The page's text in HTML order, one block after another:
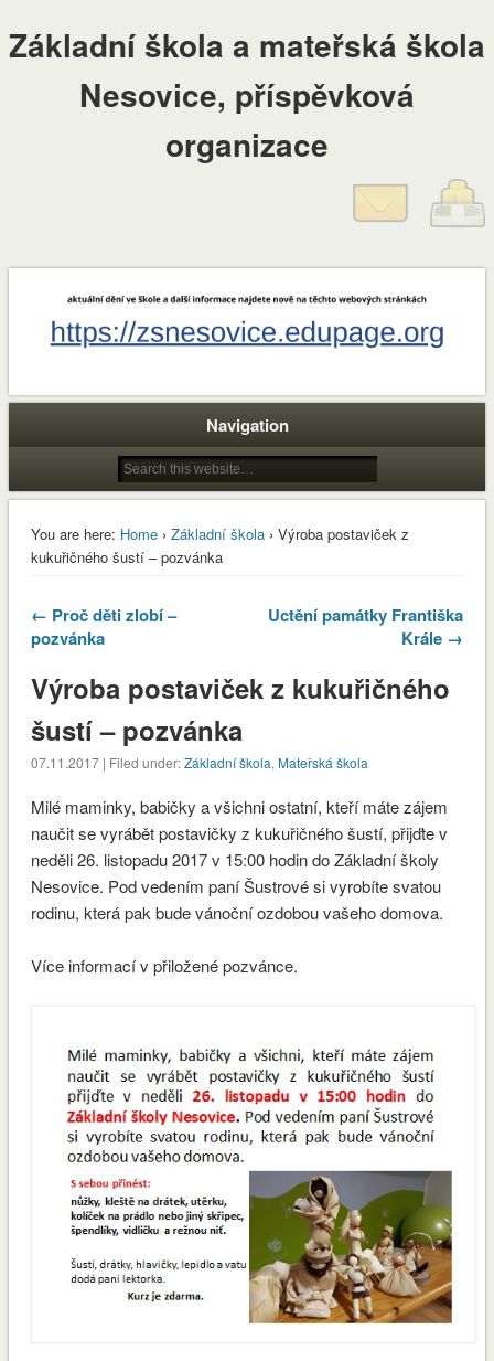
Základní škola a mateřská škola
Nesovice, příspěvková
organizace
envvyuctovani_osvedceni-1-1
Navigation
You are here: Home› Základní škola› Výroba postaviček z
kukuřičného šustí – pozvánka
← Proč děti zlobí –
pozvánka
Uctění památky Františka
Krále →
Výroba postaviček z kukuřičného
šustí – pozvánka
07.11.2017 | Filed under:Základní škola, Mateřská škola
Milé maminky, babičky a všichni ostatní, kteří máte zájem
naučit se vyrábět postavičky z kukuřičného šustí, přijďte v
neděli 26. listopadu 2017 v 15:00 hodin do Základní školy
Nesovice. Pod vedením paní Šustrové si vyrobíte svatou
rodinu, která pak bude vánoční ozdobou vašeho domova.
Více informací v přiložené pozvánce.